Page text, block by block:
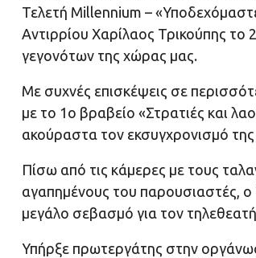
Τελετή Millennium –
Αντιρρίου Χαρίλαος Τρικούπης
γεγονότων της χώρας μας.
Με συχνές επισκέψεις σε
με το 1ο βραβείο «Στρατιές και
ακούραστα τον εκσυγχρονισμό
Πίσω από τις κάμερες με τους
αγαπημένους του παρουσιαστές, ο
μεγάλο σεβασμό για τον
Υπήρξε πρωτεργάτης στην